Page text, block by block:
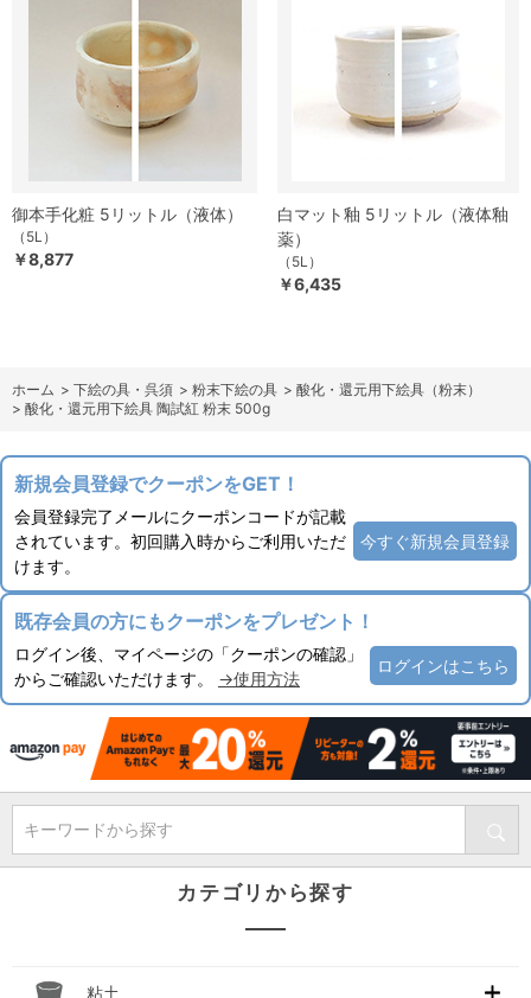
御本手化粧 5リットル（液体）
（5L）
￥8,877
白マット釉 5リットル（液体釉
薬）
（5L）
￥6,435
ホーム > 下絵の具・呉須 > 粉末下絵の具 > 酸化・還元用下絵具（粉末）
> 酸化・還元用下絵具 陶試紅 粉末 500g
新規会員登録でクーポンをGET！
会員登録完了メールにクーポンコードが記載
されています。初回購入時からご利用いただ
けます。
今すぐ新規会員登録
既存会員の方にもクーポンをプレゼント！
ログイン後、マイページの「クーポンの確認」
からご確認いただけます。 →使用方法
ログインはこちら
キーワードから探す
カテゴリから探す
粘土